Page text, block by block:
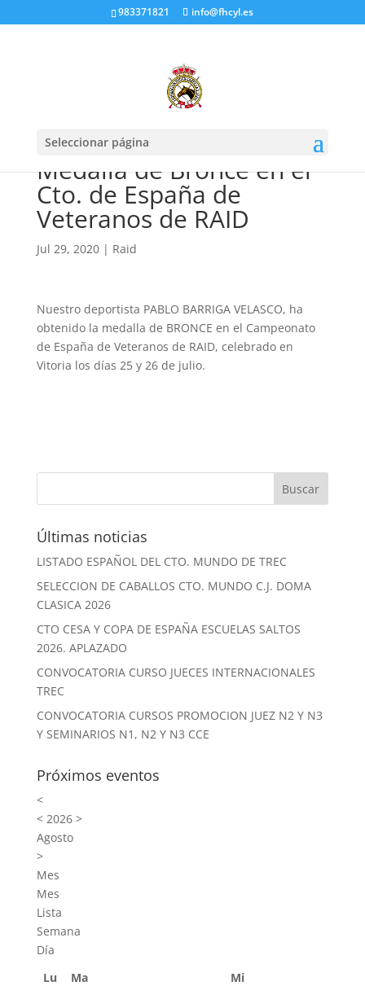
983371821 info@fhcyl.es
Seleccionar página
Medalla de Bronce en el
Cto. de España de
Veteranos de RAID
Jul 29, 2020| Raid
Nuestro deportista PABLO BARRIGA VELASCO, ha
obtenido la medalla de BRONCE en el Campeonato
de España de Veteranos de RAID, celebrado en
Vitoria los días 25 y 26 de julio.
Últimas noticias
LISTADO ESPAÑOL DEL CTO. MUNDO DE TREC
SELECCION DE CABALLOS CTO. MUNDO C.J. DOMA
CLASICA 2026
CTO CESA Y COPA DE ESPAÑA ESCUELAS SALTOS
2026. APLAZADO
CONVOCATORIA CURSO JUECES INTERNACIONALES
TREC
CONVOCATORIA CURSOS PROMOCION JUEZ N2 Y N3
Y SEMINARIOS N1, N2 Y N3 CCE
Próximos eventos
<
<2026 >
Agosto
>
Mes
Mes
Lista
Semana
Día
Lu
Ma Mi